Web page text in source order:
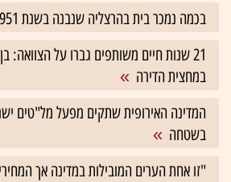
בכמה נמכר בית בהרצליה שנבנה בשנת 1951?
21 שנות חיים משותפים גברו על הצוואה:
במחצית הדירה
המדינה האירופית שתקים מפעל מל"טים
בשטחה
"זו אחת הערים המובילות במדינה אך